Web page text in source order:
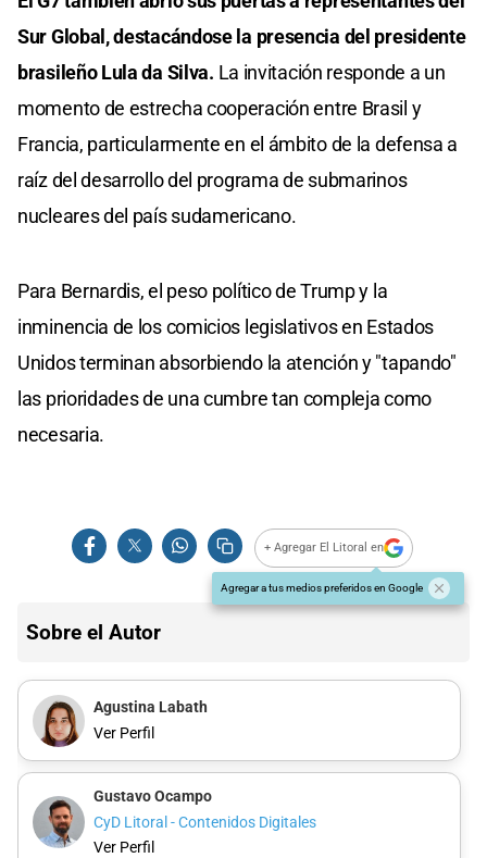
Sur Global, destacándose la presencia del presidente
brasileño Lula da Silva. La invitación responde a un
momento de estrecha cooperación entre Brasil y
Francia, particularmente en el ámbito de la defensa a
raíz del desarrollo del programa de submarinos
nucleares del país sudamericano.
Para Bernardis, el peso político de Trump y la
inminencia de los comicios legislativos en Estados
Unidos terminan absorbiendo la atención y "tapando"
las prioridades de una cumbre tan compleja como
necesaria.
+ Agregar El Litoral en
Agregar a tus medios preferidos en Google
Sobre el Autor
Agustina Labath
Ver Perfil
Gustavo Ocampo
CyD Litoral - Contenidos Digitales
Ver Perfil